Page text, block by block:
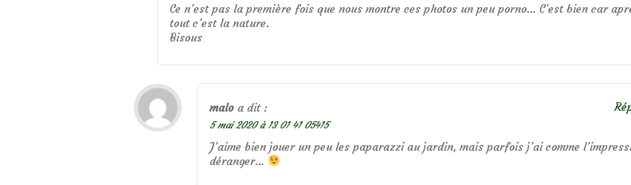
Ce n’est pas la première fois que nous montre ces photos un peu porno… C’est bien car
tout c’est la nature.
Bisous
malo a dit :
5 mai 2020 à 13 01 41 05415
J’aime bien jouer un peu les paparazzi au jardin, mais parfois j’ai comme
déranger…